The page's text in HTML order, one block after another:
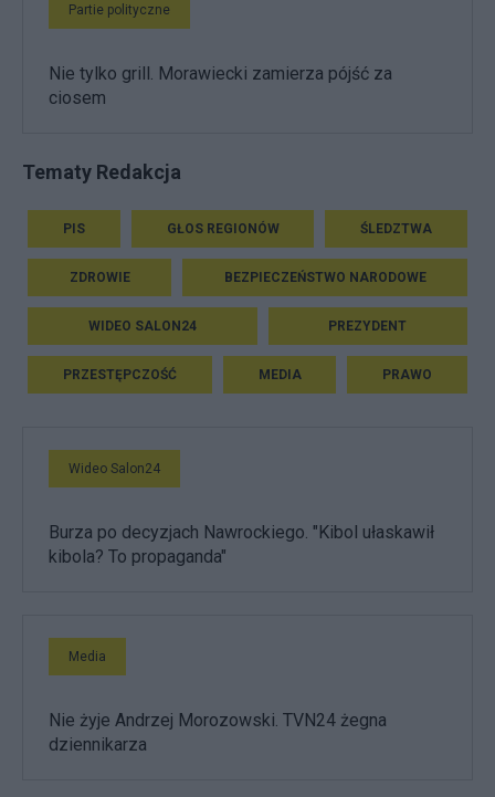
Partie polityczne
Nie tylko grill. Morawiecki zamierza pójść za
ciosem
Tematy Redakcja
PIS GŁOS REGIONÓW ŚLEDZTWA
ZDROWIE BEZPIECZEŃSTWO NARODOWE
WIDEO SALON24 PREZYDENT
PRZESTĘPCZOŚĆ MEDIA PRAWO
Wideo Salon24
Burza po decyzjach Nawrockiego. "Kibol ułaskawił
kibola? To propaganda"
Media
Nie żyje Andrzej Morozowski. TVN24 żegna
dziennikarza